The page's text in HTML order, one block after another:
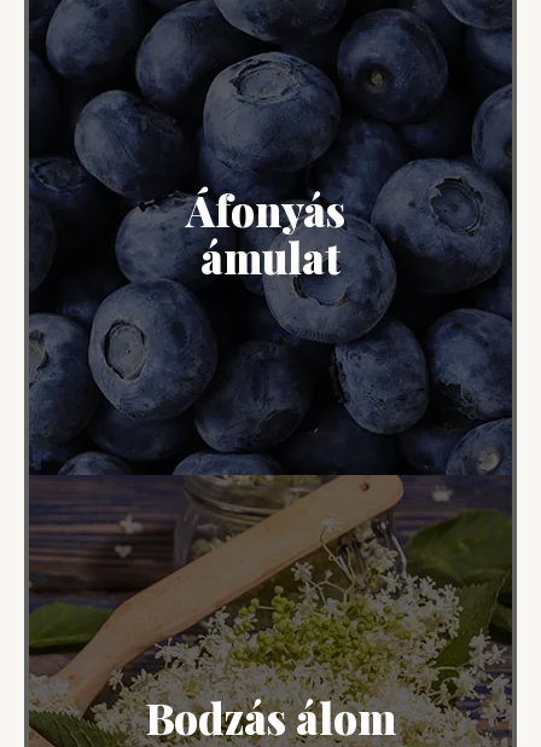
Áfonyás
ámulat
Bodzás álom